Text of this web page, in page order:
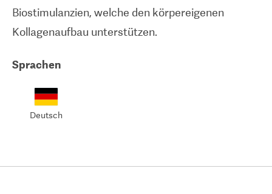
Biostimulanzien, welche den körpereigenen
Kollagenaufbau unterstützen.
Sprachen
Deutsch